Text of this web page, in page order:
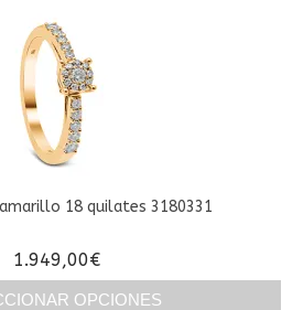
tiene
múltiples
variantes.
Las
opciones
se
pueden
en
de
producto
18 quilates 3180331
1.949,00€
OPCIONES